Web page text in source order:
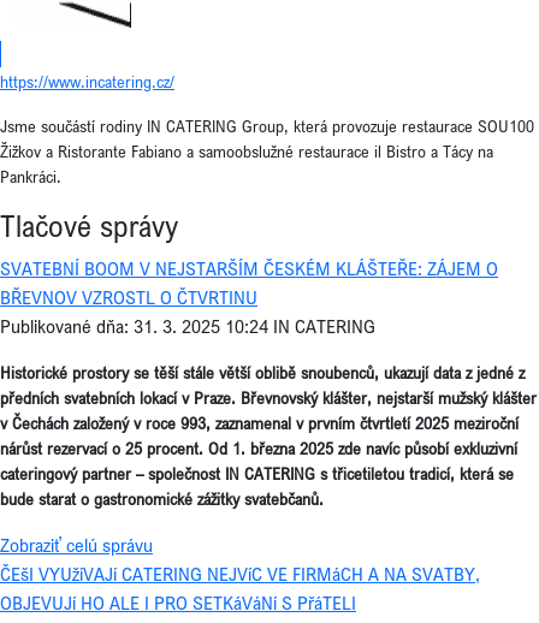
https://www.incatering.cz/
Jsme součástí rodiny IN CATERING Group, která provozuje restaurace SOU100
Žižkov a Ristorante Fabiano a samoobslužné restaurace il Bistro a Tácy na
Pankráci.
Tlačové správy
SVATEBNÍ BOOM V NEJSTARŠÍM ČESKÉM KLÁŠTEŘE: ZÁJEM O
BŘEVNOV VZROSTL O ČTVRTINU
Publikované dňa: 31. 3. 2025 10:24 IN CATERING
Historické prostory se těší stále větší oblibě snoubenců, ukazují data z jedné z
předních svatebních lokací v Praze. Břevnovský klášter, nejstarší mužský klášter
v Čechách založený v roce 993, zaznamenal v prvním čtvrtletí 2025 meziroční
nárůst rezervací o 25 procent. Od 1. března 2025 zde navíc působí exkluzivní
cateringový partner – společnost IN CATERING s třicetiletou tradicí, která se
bude starat o gastronomické zážitky svatebčanů.
Zobraziť celú správu
ČEšI VYUžíVAJí CATERING NEJVíC VE FIRMáCH A NA SVATBY,
OBJEVUJí HO ALE I PRO SETKáVáNí S PřáTELI